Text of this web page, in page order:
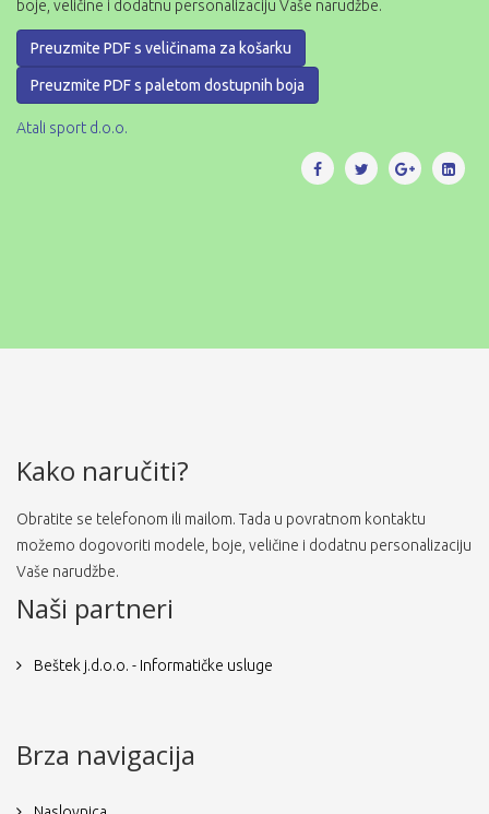
boje, veličine i dodatnu personalizaciju Vaše narudžbe.
Preuzmite PDF s veličinama za košarku
Preuzmite PDF s paletom dostupnih boja
Atali sport d.o.o.
Kako naručiti?
Obratite se telefonom ili mailom. Tada u povratnom kontaktu
možemo dogovoriti modele, boje, veličine i dodatnu personalizaciju
Vaše narudžbe.
Naši partneri
Beštek j.d.o.o. - Informatičke usluge
Brza navigacija